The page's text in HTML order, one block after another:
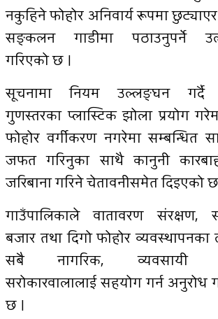
नकुहिने फोहोर अनिवार्य रूपमा छुट्याएर
सङ्कलन गाडीमा पठाउनुपर्ने
गरिएको छ ।
सूचनामा नियम उल्लङ्घन
गुणस्तरका प्लास्टिक झोला प्रयोग
फोहोर वर्गीकरण नगरेमा सम्बन्धित
जफत गरिनुका साथै कानुनी
जरिबाना गरिने चेतावनीसमेत दिइएको
गाउँपालिकाले वातावरण संरक्षण,
बजार तथा दिगो फोहोर व्यवस्थापनका
सबै नागरिक, व्यवसायी
सरोकारवालालाई सहयोग गर्न अनुरोध
छ ।